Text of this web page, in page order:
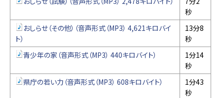
秒
おしらせ（その他）（音声形式（MP3） 4,621キロバイ
ト）
13分8
秒
青少年の家（音声形式（MP3） 440キロバイト）
1分14
秒
県庁の若い力（音声形式（MP3） 608キロバイト）
1分43
秒